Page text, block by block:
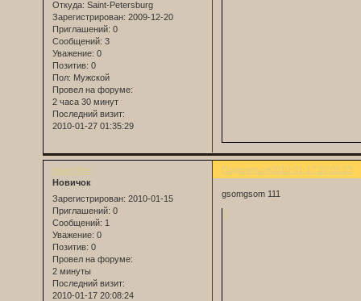
Откуда: Saint-Petersburg
Зарегистрирован: 2009-12-20
Приглашений: 0
Сообщений: 3
Уважение: 0
Позитив: 0
Пол: Мужской
Провел на форуме:
2 часа 30 минут
Последний визит:
2010-01-27 01:35:29
Поделиться2010-01-17 20:08:23
maxriter
Новичок
Зарегистрирован: 2010-01-15
Приглашений: 0
Сообщений: 1
Уважение: 0
Позитив: 0
Провел на форуме:
2 минуты
Последний визит:
2010-01-17 20:08:24
gsomgsom 111
0